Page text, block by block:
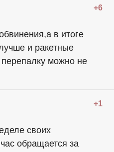
+6
в итоге
и ракетные
можно не
+1
своих
обращается за